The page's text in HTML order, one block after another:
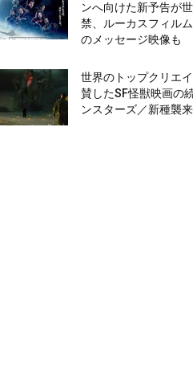
ンへ向けた新予告が
禁、ルーカスフィル
のメッセージ映像も
世界のトップクリエ
賛したSF怪獣映画の
ンスターズ／新種襲来